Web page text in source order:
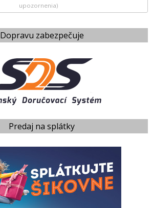
Dopravu zabezpečuje
Predaj na splátky
upozornenia)